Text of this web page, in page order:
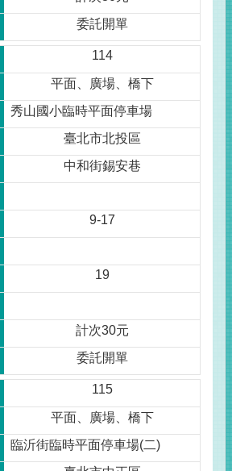
委託開單
114
平面、廣場、橋下
秀山國小臨時平面停車場
臺北市北投區
中和街錫安巷
9-17
19
計次30元
委託開單
115
平面、廣場、橋下
臨沂街臨時平面停車場(二)